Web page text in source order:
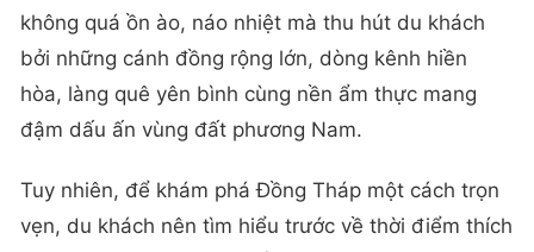
không quá ồn ào, náo nhiệt mà thu hút du khách
bởi những cánh đồng rộng lớn, dòng kênh hiền
hòa, làng quê yên bình cùng nền ẩm thực mang
đậm dấu ấn vùng đất phương Nam.
Tuy nhiên, để khám phá Đồng Tháp một cách trọn
vẹn, du khách nên tìm hiểu trước về thời điểm thích